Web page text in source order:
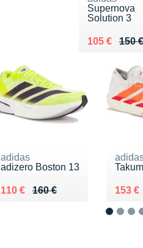
Supernova
Solution 3
150 €
Au lieu de
105 €
Vendu 105 €
adidas
adizero Boston 13
160 €
Au lieu de 160 €
110 €
Vendu 110 € Au
153 €